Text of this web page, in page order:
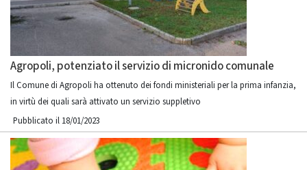
Agropoli, potenziato il servizio di micronido comunale
Il Comune di Agropoli ha ottenuto dei fondi ministeriali per la prima infanzia,
in virtù dei quali sarà attivato un servizio suppletivo
Pubblicato il 18/01/2023